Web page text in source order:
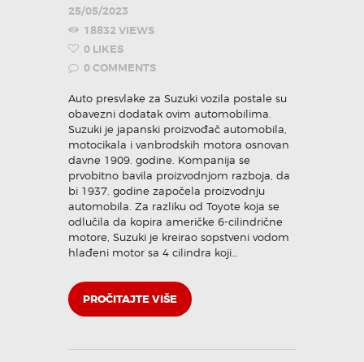
25/05/2023
18832VIEWS
0 LIKES
0COMMENTS
Auto presvlake za Suzuki vozila postale su
obavezni dodatak ovim automobilima.
Suzuki je japanski proizvođač automobila,
motocikala i vanbrodskih motora osnovan
davne 1909. godine. Kompanija se
prvobitno bavila proizvodnjom razboja, da
bi 1937. godine započela proizvodnju
automobila. Za razliku od Toyote koja se
odlučila da kopira američke 6-cilindrične
motore, Suzuki je kreirao sopstveni vodom
hlađeni motor sa 4 cilindra koji…
PROČITAJTE VIŠE